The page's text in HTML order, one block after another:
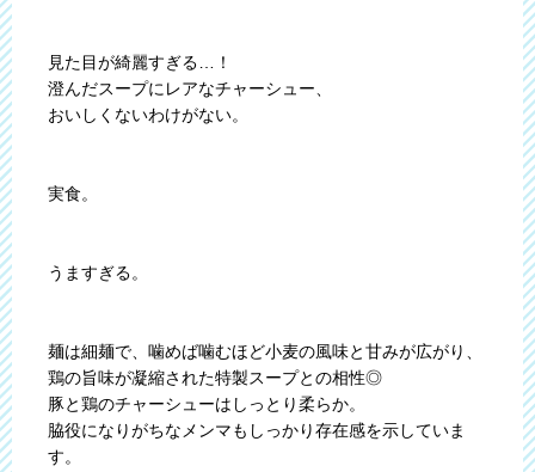
見た目が綺麗すぎる…！
澄んだスープにレアなチャーシュー、
おいしくないわけがない。
実食。
うますぎる。
麺は細麺で、噛めば噛むほど小麦の風味と甘みが広がり、
鶏の旨味が凝縮された特製スープとの相性◎
豚と鶏のチャーシューはしっとり柔らか。
脇役になりがちなメンマもしっかり存在感を示していま
す。